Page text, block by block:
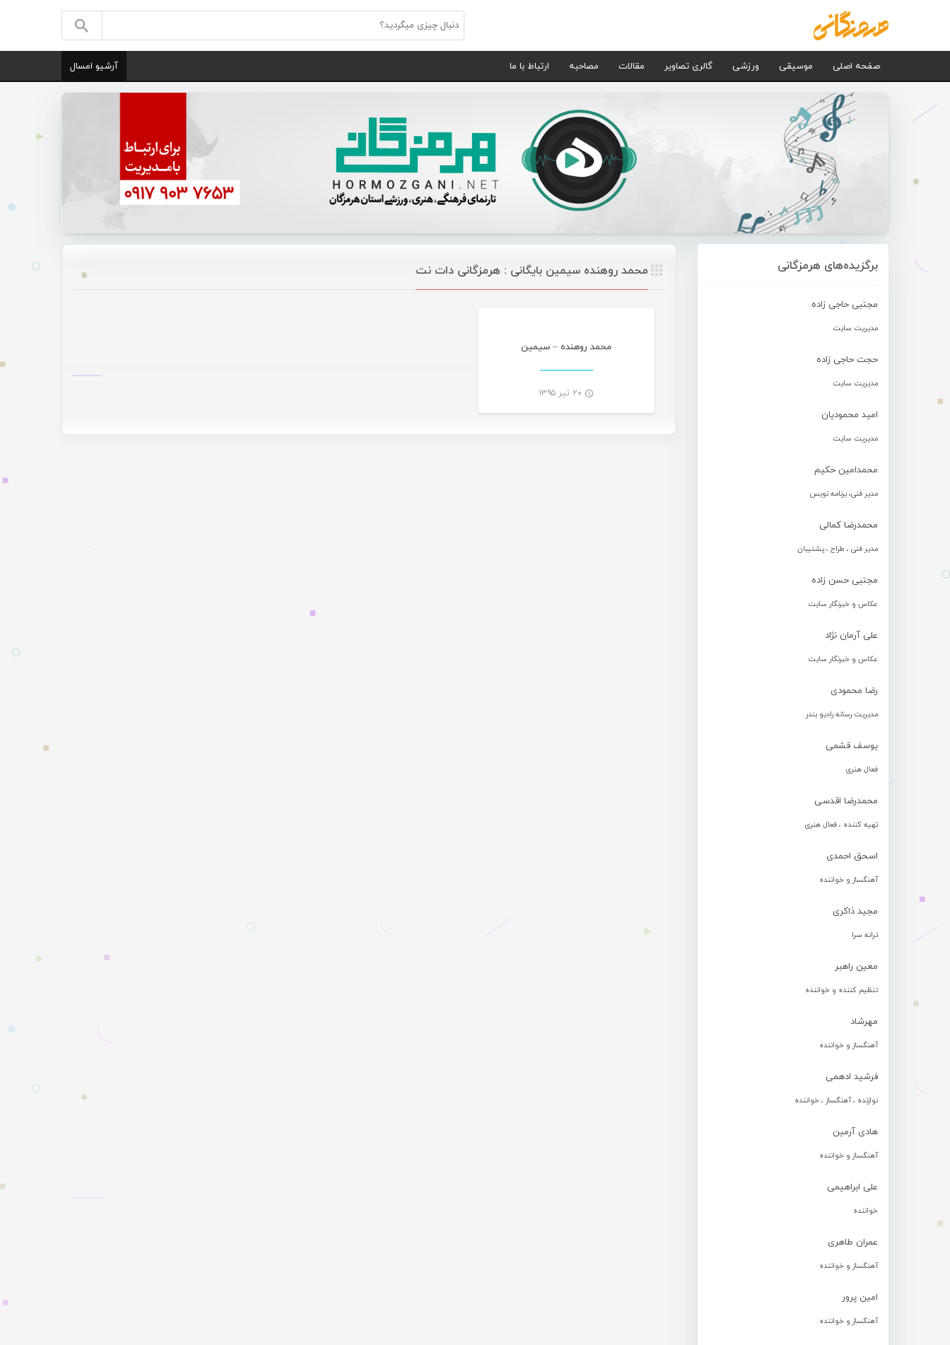
صفحه اصلی موسیقی ورزشی گالری تصاویر مقالات مصاحبه ارتباط با ما آرشیو امسال
برگزیده‌های هرمزگانی
مجتبی حاجی زاده
مدیریت سایت
حجت حاجی زاده
مدیریت سایت
امید محمودیان
مدیریت سایت
محمدامین حکیم
مدیر فنی، برنامه نویس
محمدرضا کمالی
مدیر فنی ، طراح ، پشتیبان
مجتبی حسن زاده
عکاس و خبرنگار سایت
علی آرمان نژاد
عکاس و خبرنگار سایت
رضا محمودی
مدیریت رسانه رادیو بندر
یوسف قشمی
فعال هنری
محمدرضا اقدسی
تهیه کننده ، فعال هنری
اسحق احمدی
آهنگساز و خواننده
مجید ذاکری
ترانه سرا
معین راهبر
تنظیم کننده و خواننده
مهرشاد
آهنگساز و خواننده
فرشید ادهمی
نوازنده ، آهنگساز ، خواننده
هادی آرمین
آهنگساز و خواننده
علی ابراهیمی
خواننده
عمران طاهری
آهنگساز و خواننده
امین پرور
آهنگساز و خواننده
محمد روهنده سیمین بایگانی : هرمزگانی دات نت
محمد روهنده – سیمین
۲۰ تیر ۱۳۹۵